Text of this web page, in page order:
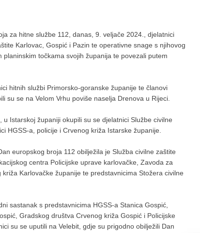
za hitne službe 112, danas, 9. veljače 2024., djelatnici
Karlovac, Gospić i Pazin te operativne snage s njihovog
točkama svojih županija te povezali putem
hitnih službi Primorsko-goranske županije te članovi
su se na Velom Vrhu poviše naselja Drenova u Rijeci.
Istarskoj županiji okupili su se djelatnici Službe civilne
HGSS-a, policije i Crvenog križa Istarske županije.
europskog broja 112 obilježila je Služba civilne zaštite
centra Policijske uprave karlovačke, Zavoda za
Karlovačke županije te predstavnicima Stožera civilne
sastanak s predstavnicima HGSS-a Stanica Gospić,
Gradskog društva Crvenog križa Gospić i Policijske
su se uputili na Velebit, gdje su prigodno obilježili Dan